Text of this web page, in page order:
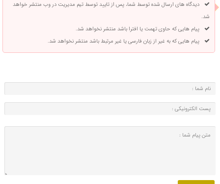
دیدگاه های ارسال شده توسط شما، پس از تایید توسط تیم مدیریت در وب منتشر خواهد
شد.
پیام هایی که حاوی تهمت یا افترا باشد منتشر نخواهد شد.
پیام هایی که به غیر از زبان فارسی یا غیر مرتبط باشد منتشر نخواهد شد.